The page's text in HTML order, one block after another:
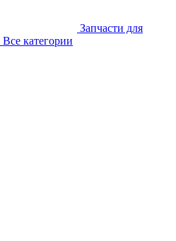
Запчасти для
Все категории